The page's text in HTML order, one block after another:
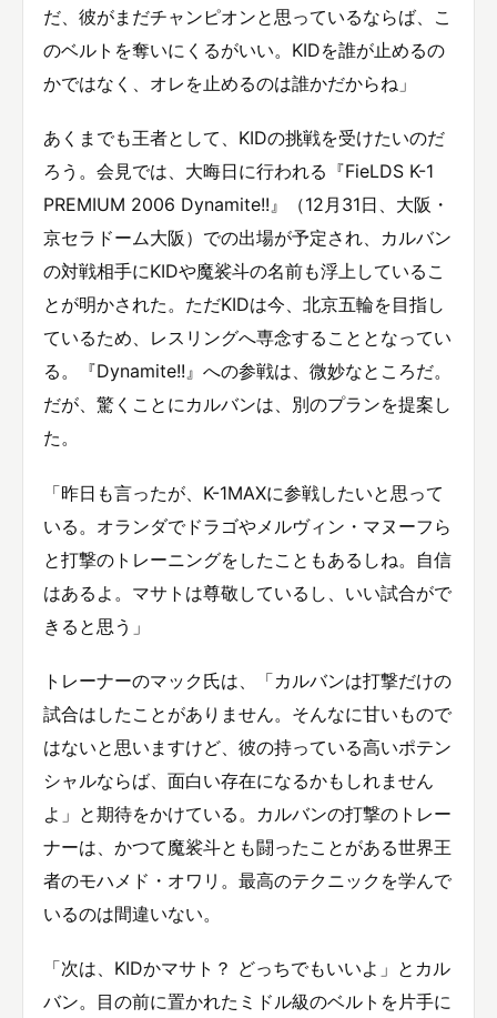
だ、彼がまだチャンピオンと思っているならば、こ
のベルトを奪いにくるがいい。KIDを誰が止めるの
かではなく、オレを止めるのは誰かだからね」
あくまでも王者として、KIDの挑戦を受けたいのだ
ろう。会見では、大晦日に行われる『FieLDS K-1
PREMIUM 2006 Dynamite!!』（12月31日、大阪・
京セラドーム大阪）での出場が予定され、カルバン
の対戦相手にKIDや魔裟斗の名前も浮上しているこ
とが明かされた。ただKIDは今、北京五輪を目指し
ているため、レスリングへ専念することとなってい
る。『Dynamite!!』への参戦は、微妙なところだ。
だが、驚くことにカルバンは、別のプランを提案し
た。
「昨日も言ったが、K-1MAXに参戦したいと思って
いる。オランダでドラゴやメルヴィン・マヌーフら
と打撃のトレーニングをしたこともあるしね。自信
はあるよ。マサトは尊敬しているし、いい試合がで
きると思う」
トレーナーのマック氏は、「カルバンは打撃だけの
試合はしたことがありません。そんなに甘いもので
はないと思いますけど、彼の持っている高いポテン
シャルならば、面白い存在になるかもしれません
よ」と期待をかけている。カルバンの打撃のトレー
ナーは、かつて魔裟斗とも闘ったことがある世界王
者のモハメド・オワリ。最高のテクニックを学んで
いるのは間違いない。
「次は、KIDかマサト？ どっちでもいいよ」とカル
バン。目の前に置かれたミドル級のベルトを片手に